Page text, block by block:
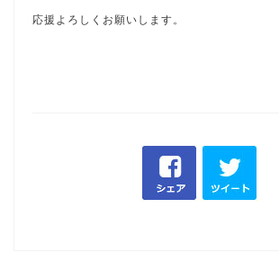
応援よろしくお願いします。